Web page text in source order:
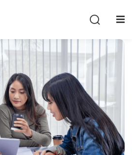
Sign in
an account?